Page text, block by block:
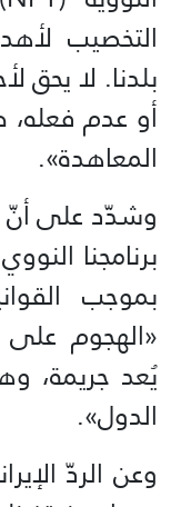
التخصيب
بلدنا. لا يحق
أو عدم فعله،
المعاهدة».
وشدّد على أنّ
برنامجنا
بموجب
«الهجوم
يُعد جريمة،
الدول».
وعن الردّ